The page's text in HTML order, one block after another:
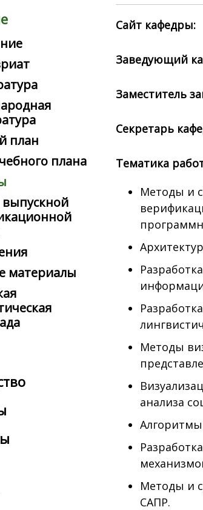
план
плана
материалы
Сайт кафедры:
Заведующий
Заместитель
Секретарь
Тематика
Методы и
Методы
анализа
Методы и
САПР.